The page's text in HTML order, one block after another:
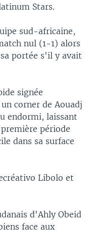
Stars.
sud-africaine,
nul (1-1) alors
portée s'il y avait
signée
corner de Aouadj
endormi, laissant
période
dans sa surface
Libolo et
d'Ahly Obeid
face aux